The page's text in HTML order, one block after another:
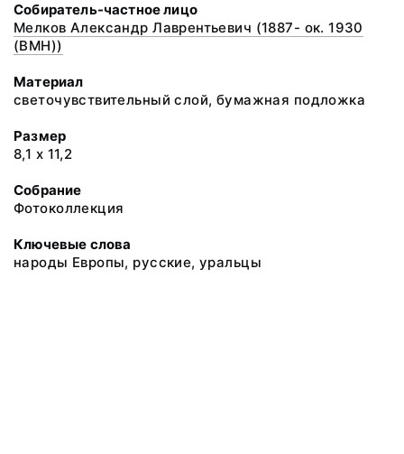
Собиратель-частное лицо
Мелков Александр Лаврентьевич (1887- ок. 1930
(ВМН))
Материал
светочувствительный слой, бумажная подложка
Размер
8,1 х 11,2
Собрание
Фотоколлекция
Ключевые слова
народы Европы, русские, уральцы